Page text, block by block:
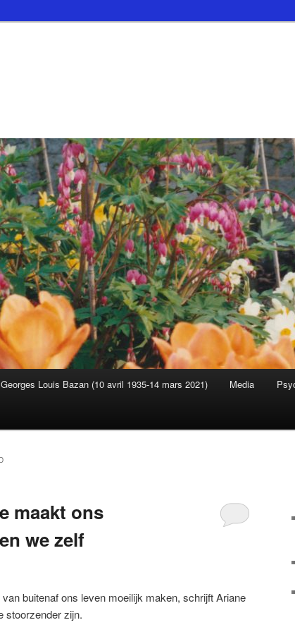
Georges Louis Bazan (10 avril 1935-14 mars 2021) Media
maakt ons
we zelf
buitenaf ons leven moeilijk maken, schrijft Ariane
stoorzender zijn.